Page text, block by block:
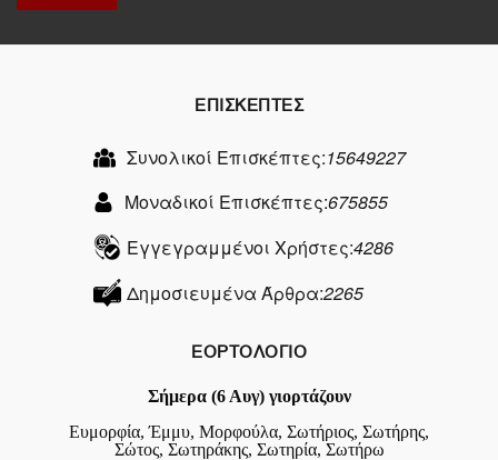
ΕΠΙΣΚΕΠΤΕΣ
Συνολικοί Επισκέπτες:15649227
Μοναδικοί Επισκέπτες:675855
Εγγεγραμμένοι Χρήστες:4286
Δημοσιευμένα Άρθρα:2265
ΕΟΡΤΟΛΟΓΙΟ
Σήμερα (6 Αυγ) γιορτάζουν
Ευμορφία, Έμμυ, Μορφούλα, Σωτήριος, Σωτήρης,
Σώτος, Σωτηράκης, Σωτηρία, Σωτήρω